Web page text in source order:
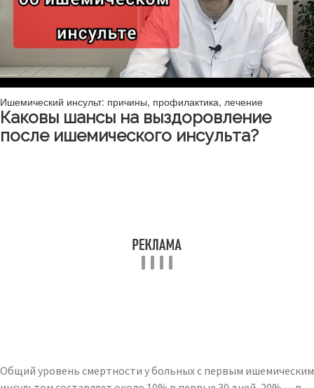
Ишемический инсульт: причины, профилактика, лечение
Каковы шансы на выздоровление
после ишемического инсульта?
Общий уровень смертности у больных с первым ишемическим